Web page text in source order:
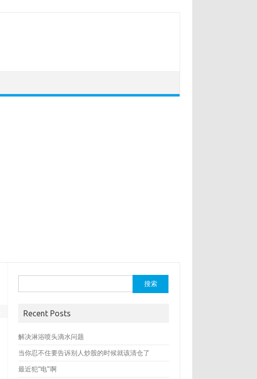
索：
Recent Posts
解决淋浴喷头滴水问题
当你忍不住要告诉别人炒股的时候就该清仓了
最近犯“电”啊